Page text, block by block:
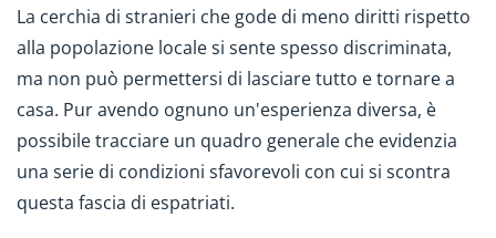
La cerchia di stranieri che gode di meno diritti rispetto
alla popolazione locale si sente spesso discriminata,
ma non può permettersi di lasciare tutto e tornare a
casa. Pur avendo ognuno un'esperienza diversa, è
possibile tracciare un quadro generale che evidenzia
una serie di condizioni sfavorevoli con cui si scontra
questa fascia di espatriati.